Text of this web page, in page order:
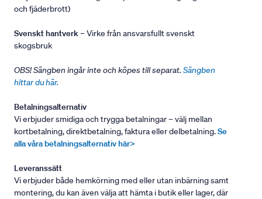
och fjäderbrott)
Svenskt hantverk– Virke från ansvarsfullt svenskt
skogsbruk
OBS! Sängben ingår inte och köpes till separat. Sängben
hittar du här.
Betalningsalternativ
Vi erbjuder smidiga och trygga betalningar – välj mellan
kortbetalning, direktbetalning, faktura eller delbetalning.Se
alla våra betalningsalternativ här>
Leveranssätt
Vi erbjuder både hemkörning med eller utan inbärning samt
montering, du kan även välja att hämta i butik eller lager, där